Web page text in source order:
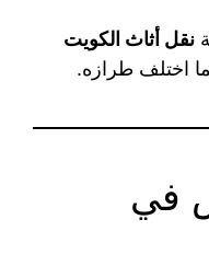
نقل أثاث الكويت
اختلف طرازه.
في